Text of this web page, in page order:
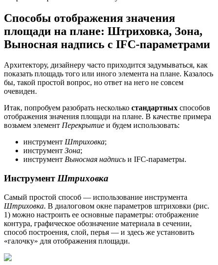
Способы отображения значения
площади на плане: Штриховка, Зона,
Выносная надпись с IFC-параметрами
Архитектору, дизайнеру часто приходится задумываться, как
показать площадь того или иного элемента на плане. Казалось
бы, такой простой вопрос, но ответ на него не совсем
очевиден.
Итак, попробуем разобрать несколько стандартных способов
отображения значения площади на плане. В качестве примера
возьмем элемент Перекрытие и будем использовать:
инструмент Штриховка;
инструмент Зона;
инструмент Выносная надпись и IFC-параметры.
Инструмент Штриховка
Самый простой способ — использование инструмента
Штриховка. В диалоговом окне параметров штриховки (рис.
1) можно настроить ее основные параметры: отображение
контура, графическое обозначение материала в сечении,
способ построения, слой, перья — и здесь же установить
«галочку» для отображения площади.